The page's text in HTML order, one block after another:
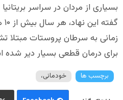
بسیاری از مردان در سراسر
زمانی به سرطان پروستات
برای درمان قطعی بسیار دیر
برچسب ها خودمانی،